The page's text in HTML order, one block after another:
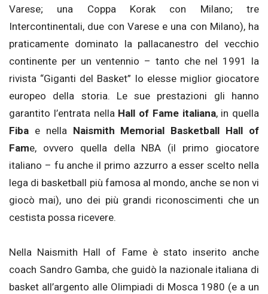
Varese; una Coppa Korak con Milano; tre
Intercontinentali, due con Varese e una con Milano), ha
praticamente dominato la pallacanestro del vecchio
continente per un ventennio – tanto che nel 1991 la
rivista “Giganti del Basket” lo elesse miglior giocatore
europeo della storia. Le sue prestazioni gli hanno
garantito l’entrata nella Hall of Fame italiana, in quella
Fiba e nella Naismith Memorial Basketball Hall of
Fame, ovvero quella della NBA (il primo giocatore
italiano – fu anche il primo azzurro a esser scelto nella
lega di basketball più famosa al mondo, anche se non vi
giocò mai), uno dei più grandi riconoscimenti che un
cestista possa ricevere.
Nella Naismith Hall of Fame è stato inserito anche
coach Sandro Gamba, che guidò la nazionale italiana di
basket all’argento alle Olimpiadi di Mosca 1980 (e a un